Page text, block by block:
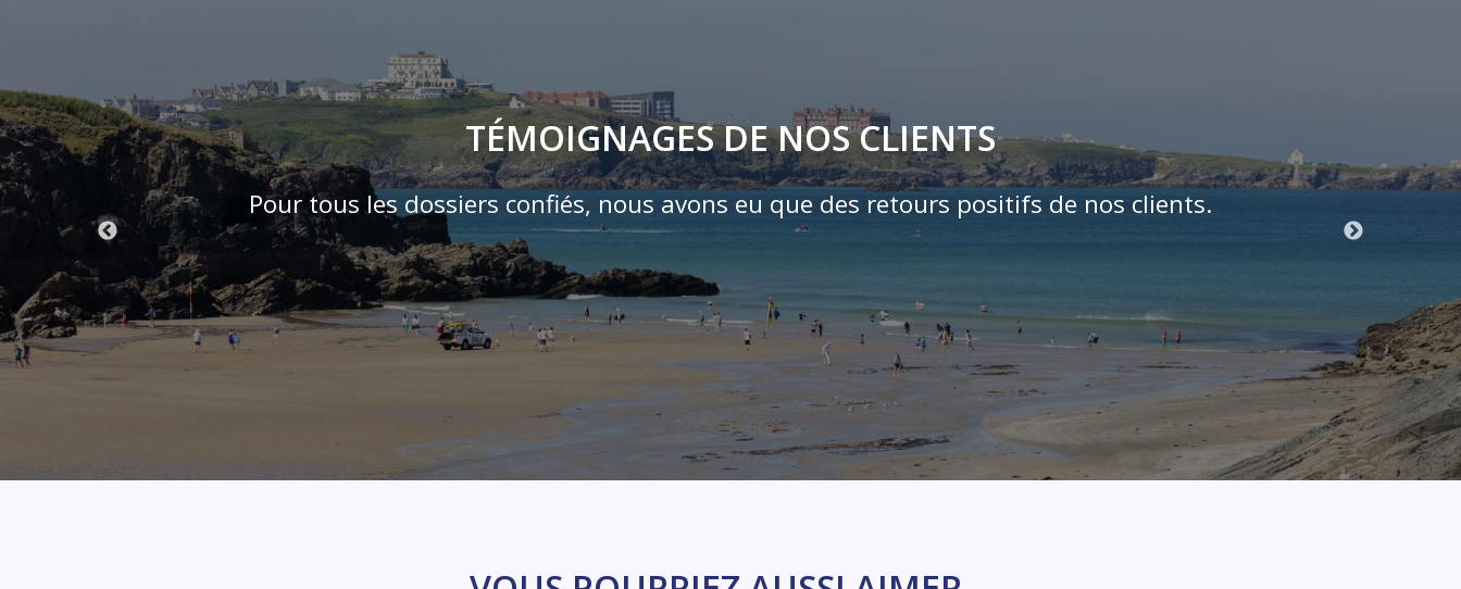
TÉMOIGNAGES DE NOS CLIENTS
Pour tous les dossiers confiés, nous avons eu que des retours positifs de nos clients. Merci